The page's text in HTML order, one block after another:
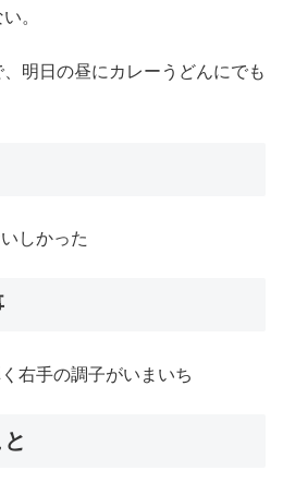
。
明日の昼にカレーうどんにでも
しかった
右手の調子がいまいち